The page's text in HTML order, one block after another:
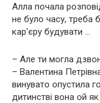
Алла почала
не було часу, треба
кар’єру будувати …
– Але ти могла
– Валентина
винувато опустила
дитинстві вона ой